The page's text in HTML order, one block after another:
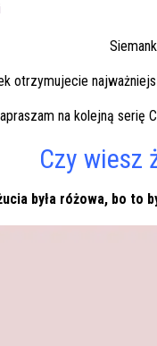
otrzymujecie
na kolejną serię
Czy wiesz
była różowa, bo to